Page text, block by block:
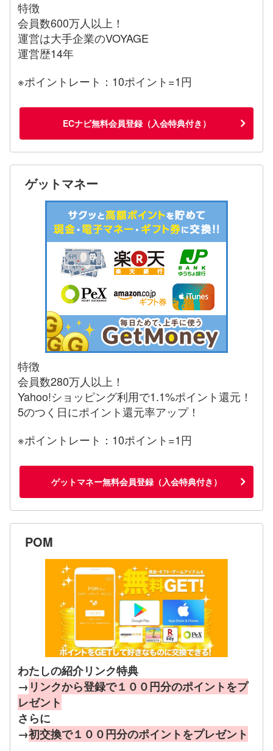
特徴
会員数600万人以上！
運営は大手企業のVOYAGE
運営歴14年
※ポイントレート：10ポイント=1円
ECナビ無料会員登録（入会特典付き）
ゲットマネー
特徴
会員数280万人以上！
Yahoo!ショッピング利用で1.1%ポイント還元！
5のつく日にポイント還元率アップ！
※ポイントレート：10ポイント=1円
ゲットマネー無料会員登録（入会特典付き）
POM
わたしの紹介リンク特典
→ リンクから登録で１００円分のポイントをプ
レゼント
さらに
→初交換で１００円分のポイントをプレゼント